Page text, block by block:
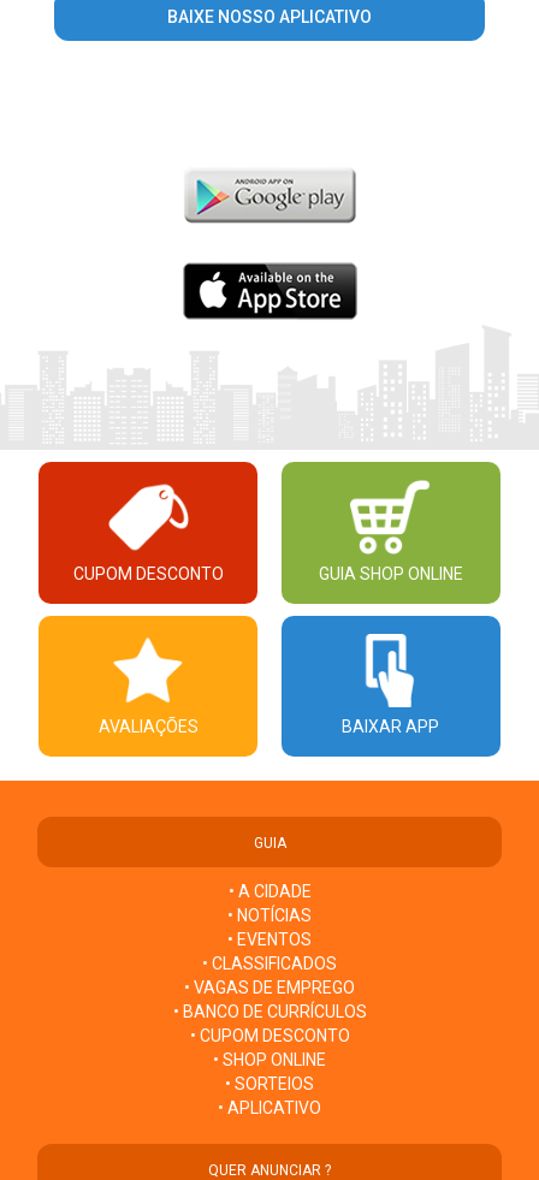
BAIXE NOSSO APLICATIVO
CUPOM DESCONTO GUIA SHOP ONLINE
AVALIAÇÕES BAIXAR APP
GUIA
• A CIDADE
• NOTÍCIAS
• EVENTOS
• CLASSIFICADOS
• VAGAS DE EMPREGO
• BANCO DE CURRÍCULOS
• CUPOM DESCONTO
• SHOP ONLINE
• SORTEIOS
• APLICATIVO
QUER ANUNCIAR ?